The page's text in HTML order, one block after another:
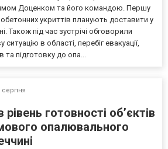
Доценком та його командою. Першу
укриттів планують доставити у
Також під час зустрічі обговорили
ситуацію в області, перебіг евакуації,
та підготовку до опа...
серпня
готовності об’єктів
опалювального